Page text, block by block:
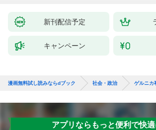
新刊配信予定
キャンペーン
漫画無料試し読みならdブック 社会・政治 ゲルニ
アプリならもっと便利で快適